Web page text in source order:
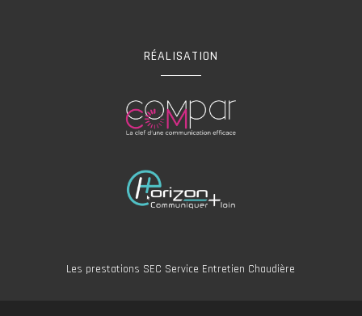
RÉALISATION
Les prestations SEC Service Entretien Chaudière